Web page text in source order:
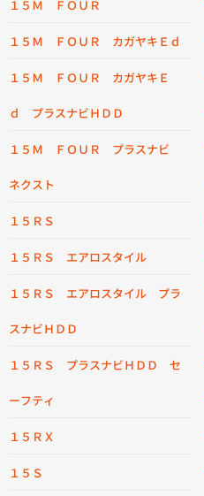
１５Ｍ ＦＯＵＲ
１５Ｍ ＦＯＵＲ カガヤキＥｄ
１５Ｍ ＦＯＵＲ カガヤキＥ
ｄ プラスナビＨＤＤ
１５Ｍ ＦＯＵＲ プラスナビ
ネクスト
１５ＲＳ
１５ＲＳ エアロスタイル
１５ＲＳ エアロスタイル プラ
スナビＨＤＤ
１５ＲＳ プラスナビＨＤＤ セ
ーフティ
１５ＲＸ
１５Ｓ